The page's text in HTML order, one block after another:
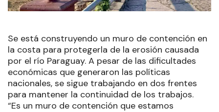
Se está construyendo un muro de contención en
la costa para protegerla de la erosión causada
por el río Paraguay. A pesar de las dificultades
económicas que generaron las políticas
nacionales, se sigue trabajando en dos frentes
para mantener la continuidad de los trabajos.
“Es un muro de contención que estamos